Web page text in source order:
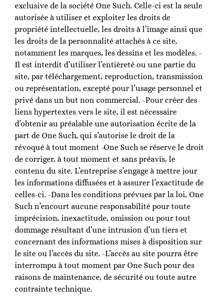
exclusive de la société One Such. Celle-ci est la seule
autorisée à utiliser et exploiter les droits de
propriété intellectuelle, les droits à l’image ainsi que
les droits de la personnalité attachés à ce site,
notamment les marques, les dessins et les modèles. -
Il est interdit d’utiliser l’entièreté ou une partie du
site, par téléchargement, reproduction, transmission
ou représentation, excepté pour l’usage personnel et
privé dans un but non commercial. -Pour créer des
liens hypertextes vers le site, il est nécessaire
d’obtenir au préalable une autorisation écrite de la
part de One Such, qui s’autorise le droit de la
révoqué à tout moment -One Such se réserve le droit
de corriger, à tout moment et sans préavis, le
contenu du site. L’entreprise s’engage à mettre jour
les informations diffusées et à assurer l’exactitude de
celles-ci. -Dans les conditions prévues par la loi, One
Such n’encourt aucune responsabilité pour toute
imprécision, inexactitude, omission ou pour tout
dommage résultant d’une intrusion d’un tiers et
concernant des informations mises à disposition sur
le site ou l’accès du site. -L’accès au site pourra être
interrompu à tout moment par One Such pour des
raisons de maintenance, de sécurité ou toute autre
contrainte technique.